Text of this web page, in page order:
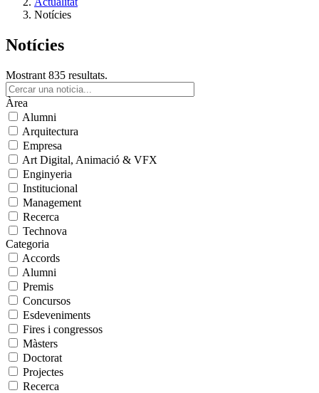
Notícies
Notícies
Mostrant 835 resultats.
Àrea
Alumni
Arquitectura
Empresa
Art Digital, Animació & VFX
Enginyeria
Institucional
Management
Recerca
Technova
Categoria
Accords
Alumni
Premis
Concursos
Esdeveniments
Fires i congressos
Màsters
Doctorat
Projectes
Recerca